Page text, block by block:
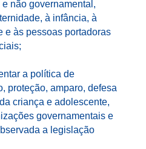
não governamental,
à infância, à
e às pessoas portadoras
a política de
proteção, amparo, defesa
criança e adolescente,
governamentais e
a legislação